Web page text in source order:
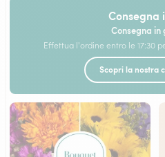
Consegna
Consegna in
Effettua l'ordine entro le 17:30
Scopri la nostra